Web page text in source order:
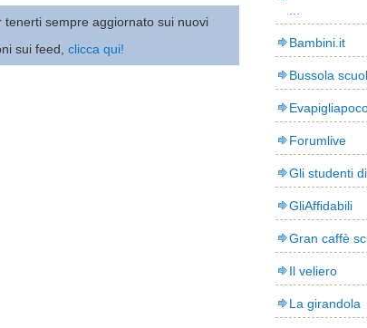
tenerti sempre aggiornato sui nuovi
sui feed, clicca qui! Bambini.it
Bussola
Forumlive
Gli studenti
GliAffidabili
Gran caffè
Il veliero
La girandola